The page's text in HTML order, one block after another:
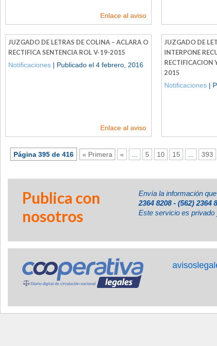
Enlace al aviso
JUZGADO DE LETRAS DE COLINA – ACLARA O
RECTIFICA SENTENCIA ROL V-19-2015
Notificaciones | Publicado el 4 febrero, 2016
Enlace al aviso
JUZGADO DE
INTERPONE
RECTIFICACION
2015
Notificaciones |
Página 395 de 416 « Primera « 5 10 15 393
Publica con
nosotros
Envía la información
2364 8208 - (562) 2364
Este servicio es privado